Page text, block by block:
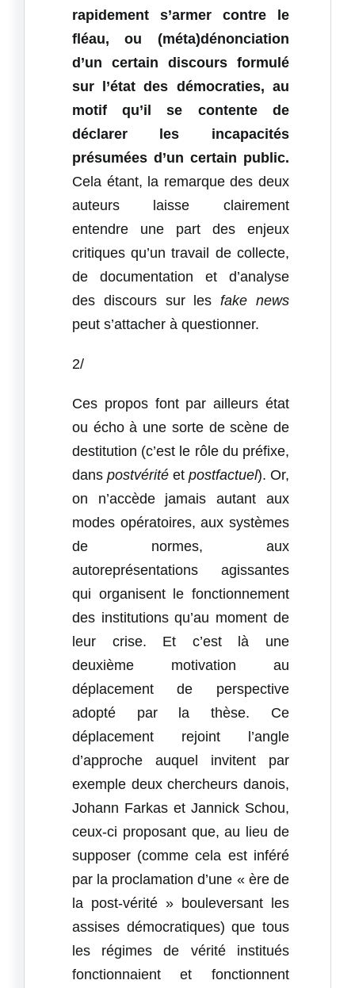
rapidement s’armer contre le
fléau, ou (méta)dénonciation
d’un certain discours formulé
sur l’état des démocraties, au
motif qu’il se contente de
déclarer les incapacités
présumées d’un certain public.
Cela étant, la remarque des deux
auteurs laisse clairement
entendre une part des enjeux
critiques qu’un travail de collecte,
de documentation et d’analyse
des discours sur lesfake news
peut s’attacher à questionner.
2/
Ces propos font par ailleurs état
ou écho à une sorte de scène de
destitution (c’est le rôle du préfixe,
dans postvérité et postfactuel). Or,
on n’accède jamais autant aux
modes opératoires, aux systèmes
de normes, aux
autoreprésentations agissantes
qui organisent le fonctionnement
des institutions qu’au moment de
leur crise. Et c’est là une
deuxième motivation au
déplacement de perspective
adopté par la thèse. Ce
déplacement rejoint l’angle
d’approche auquel invitent par
exemple deux chercheurs danois,
Johann Farkas et Jannick Schou,
ceux‑ci proposant que, au lieu de
supposer (comme cela est inféré
par la proclamation d’une « ère de
la post-vérité » bouleversant les
assises démocratiques) que tous
les régimes de vérité institués
fonctionnaient et fonctionnent